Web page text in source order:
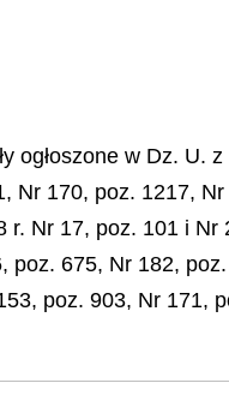
ogłoszone w Dz.
Nr 170, poz. 1217,
Nr 17, poz. 101 i
poz. 675, Nr 182,
poz. 903, Nr 171,